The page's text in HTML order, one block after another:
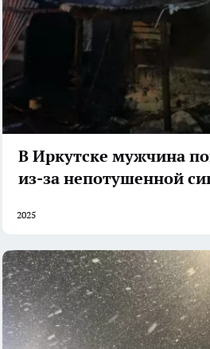
В Иркутске мужчина
из-за непотушенной
2025